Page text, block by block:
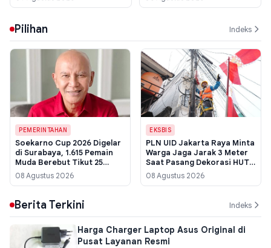
Palangka Raya
Laut, 100 Paket Sembako
Pilihan Indeks
PEMERINTAHAN
Soekarno Cup 2026 Digelar
di Surabaya, 1.615 Pemain
Muda Berebut Tikut 25
Skuad Jatim
08 Agustus 2026
EKSBIS
PLN UID Jakarta Raya Minta
Warga Jaga Jarak 3 Meter
Saat Pasang Dekorasi HUT
RI ke-81, Ini Alasannya
08 Agustus 2026
Berita Terkini Indeks
Harga Charger Laptop Asus Original di
Pusat Layanan Resmi